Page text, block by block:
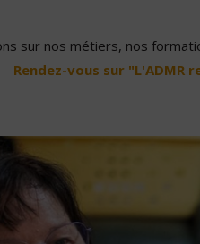
sur nos métiers, nos
Rendez-vous sur "L'ADMR